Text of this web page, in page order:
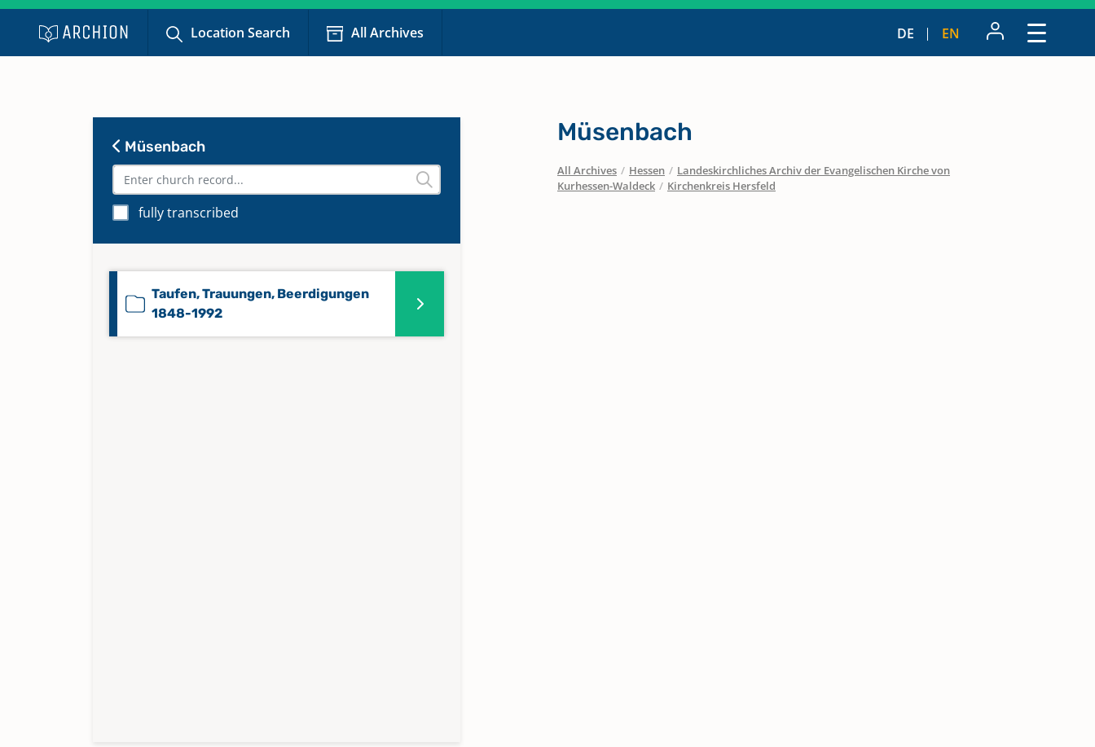
Location Search All Archives DE EN
Müsenbach
fully transcribed
Taufen, Trauungen, Beerdigungen
1848-1992
Müsenbach
All Archives / Hessen / Landeskirchliches Archiv der Evangelischen Kirche von
Kurhessen-Waldeck / Kirchenkreis Hersfeld